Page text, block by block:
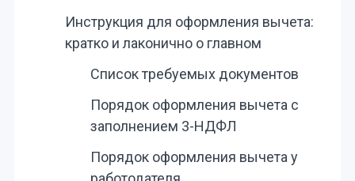
Инструкция для оформления вычета:
кратко и лаконично о главном
Список требуемых документов
Порядок оформления вычета с
заполнением 3-НДФЛ
Порядок оформления вычета у